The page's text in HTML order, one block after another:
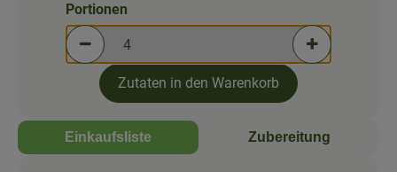
Portionen verringern (aktuell 4 Portionen
Portionen
Portionen
Zutaten in den Warenkorb
Einkaufsliste Zubereitung